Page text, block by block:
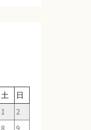
土
日
1
2
8
9